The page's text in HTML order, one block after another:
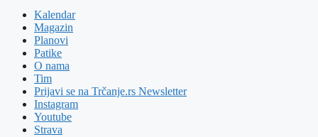
Kalendar
Magazin
Planovi
Patike
O nama
Tim
Prijavi se na Trčanje.rs Newsletter
Instagram
Youtube
Strava